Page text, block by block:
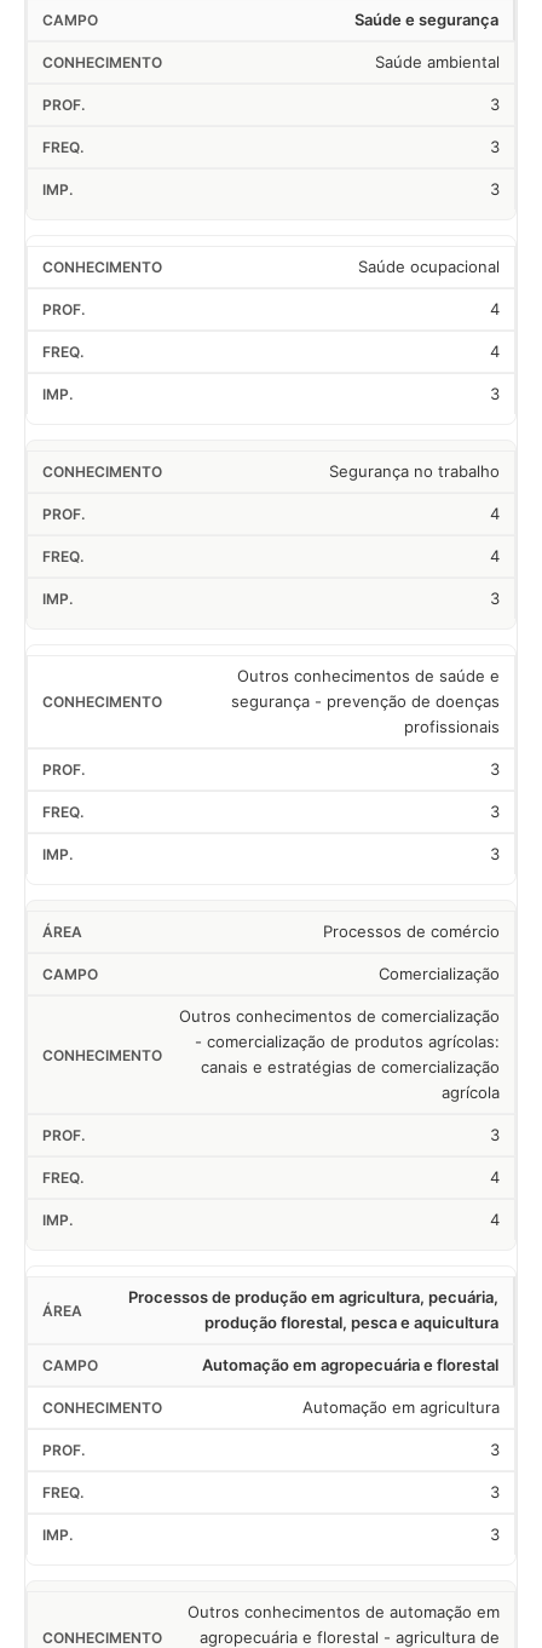
Saúde e segurança
Saúde ambiental
3
3
3
Saúde ocupacional
4
4
3
Segurança no trabalho
4
4
3
Outros conhecimentos de saúde e
segurança - prevenção de doenças
profissionais
3
3
3
Processos de comércio
Comercialização
Outros conhecimentos de comercialização
- comercialização de produtos agrícolas:
canais e estratégias de comercialização
agrícola
3
4
4
Processos de produção em agricultura, pecuária,
produção florestal, pesca e aquicultura
Automação em agropecuária e florestal
Automação em agricultura
3
3
3
Outros conhecimentos de automação em
agropecuária e florestal - agricultura de